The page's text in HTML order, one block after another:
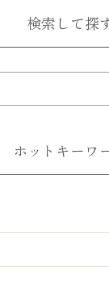
検索して探
ホットキーワ